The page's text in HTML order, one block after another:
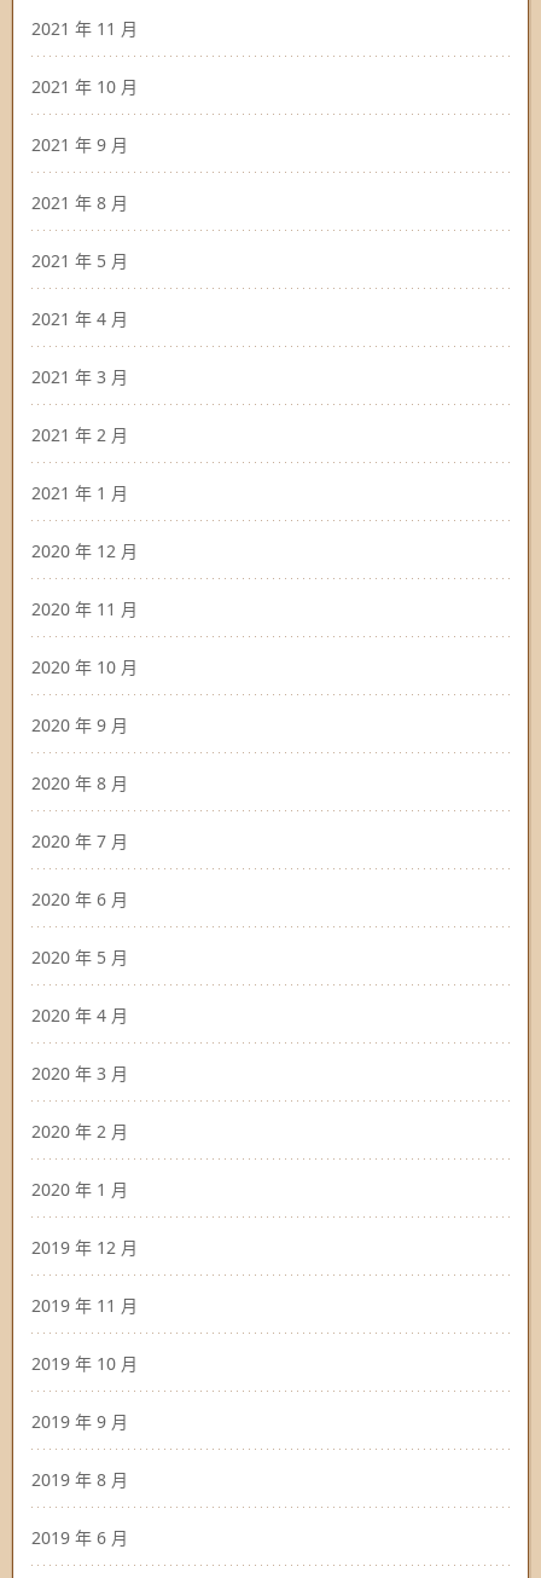
2021 年 11 月
2021 年 10 月
2021 年 9 月
2021 年 8 月
2021 年 5 月
2021 年 4 月
2021 年 3 月
2021 年 2 月
2021 年 1 月
2020 年 12 月
2020 年 11 月
2020 年 10 月
2020 年 9 月
2020 年 8 月
2020 年 7 月
2020 年 6 月
2020 年 5 月
2020 年 4 月
2020 年 3 月
2020 年 2 月
2020 年 1 月
2019 年 12 月
2019 年 11 月
2019 年 10 月
2019 年 9 月
2019 年 8 月
2019 年 6 月